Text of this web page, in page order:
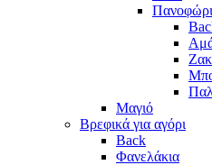
Μαγιό
Βρεφικά για αγόρι
Back
Φανελάκια